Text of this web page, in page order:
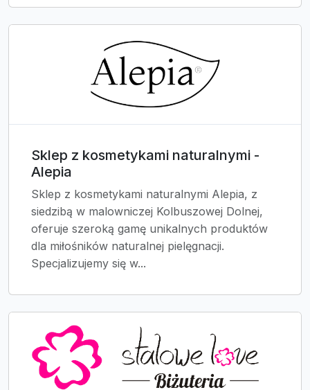
Sklep z kosmetykami naturalnymi -
Alepia
Sklep z kosmetykami naturalnymi Alepia, z
siedzibą w malowniczej Kolbuszowej Dolnej,
oferuje szeroką gamę unikalnych produktów
dla miłośników naturalnej pielęgnacji.
Specjalizujemy się w...